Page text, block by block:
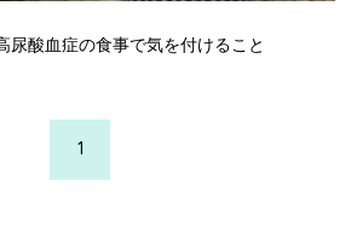
尿酸血症の食事で気を付けること
1